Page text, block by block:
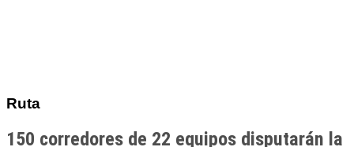
Ruta
150 corredores de 22 equipos disputarán la